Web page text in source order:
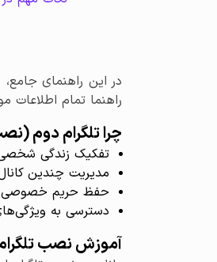
در این راهنمای
راهنما تمام اطلاعات
چرا تلگرام دوم
تفکیک زندگی شخصی
مدیریت چندین
حفظ حریم خصوصی:
دسترسی به
آموزش نصب